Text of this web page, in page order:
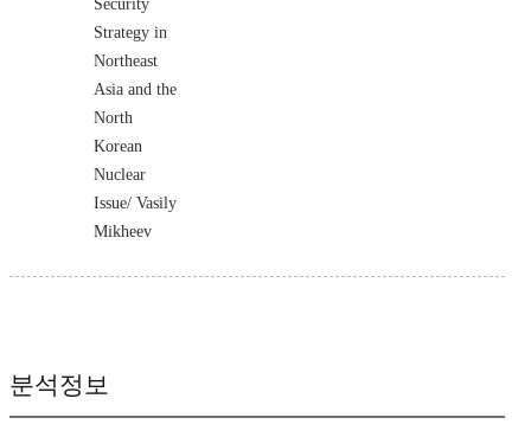
Security
Strategy in
Northeast
Asia and the
North
Korean
Nuclear
Issue/ Vasily
Mikheev
분석정보